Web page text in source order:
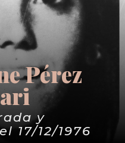
Pérez
y
17/12/1976